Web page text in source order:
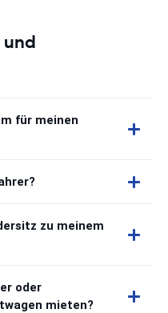
und
für meinen
zu meinem
oder
mieten?